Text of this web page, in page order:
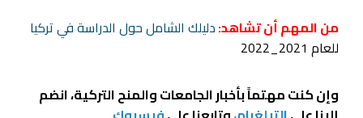
من المهم أن تشاهد:دليلك الشامل حول الدراسة في تركيا
للعام 2021_2022
وإن كنت مهتماً بأخبار الجامعات والمنح التركية، انضم